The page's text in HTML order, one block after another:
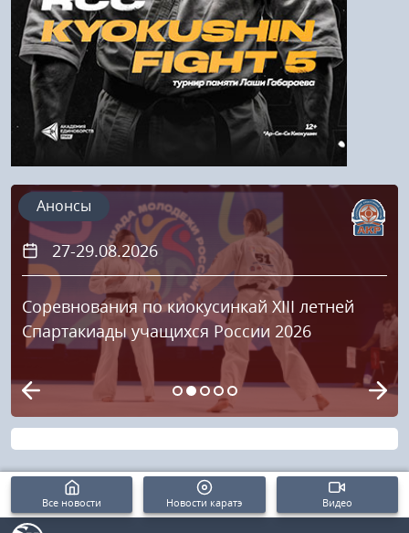
Регистрация
27-29.08.2026
Соревнования по киокусинкай XIII летней
Спартакиады учащихся России 2026
Анонсы
Все новости Новости каратэ Видео